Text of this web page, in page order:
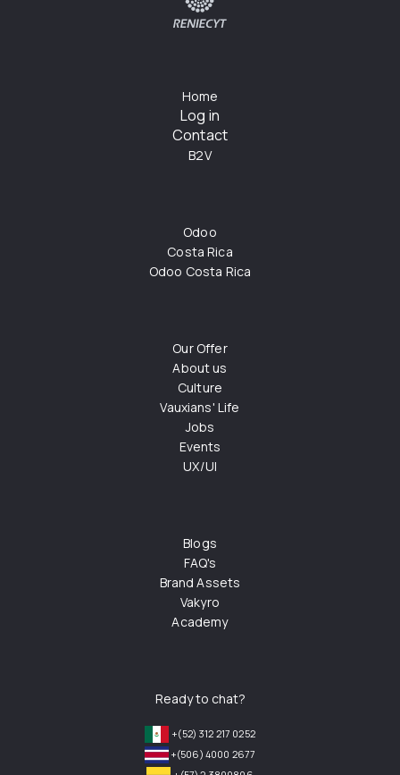
Home
Log in
Contact
B2V
Odoo
Costa Rica
Odoo Costa Rica
Our Offer
About us
Culture
Vauxians' Life
Jobs
Events
UX/UI
Blogs
FAQ's
Brand Assets
Vakyro
Academy
Ready to chat?
+(52) 312 217 0252
+(506) 4000 2677